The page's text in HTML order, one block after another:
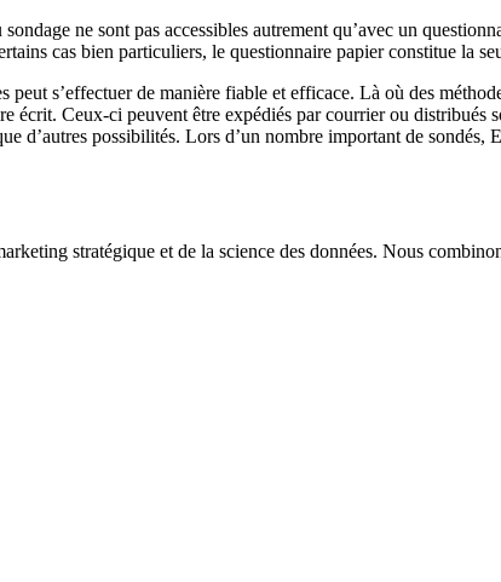
ne sont pas accessibles autrement qu’avec un
cas bien particuliers, le questionnaire papier constitue la
s’effectuer de manière fiable et efficace. Là où des
écrit. Ceux-ci peuvent être expédiés par courrier ou
d’autres possibilités. Lors d’un nombre important de
stratégique et de la science des données. Nous